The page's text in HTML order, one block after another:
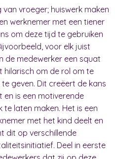
vroeger; huiswerk maken
werknemer met een tiener
om deze tijd te gebruiken
voor elk juist
de medewerker een squat
hilarisch om de rol om te
geven. Dit creëert de kans
en is een motiverende
te laten maken. Het is een
met het kind deelt en
dit op verschillende
Deel in eerste